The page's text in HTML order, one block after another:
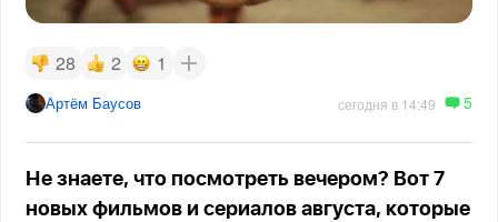
28 2 1
Артём Баусов сегодня в 14:49 5
Не знаете, что посмотреть вечером? Вот 7
новых фильмов и сериалов августа, которые